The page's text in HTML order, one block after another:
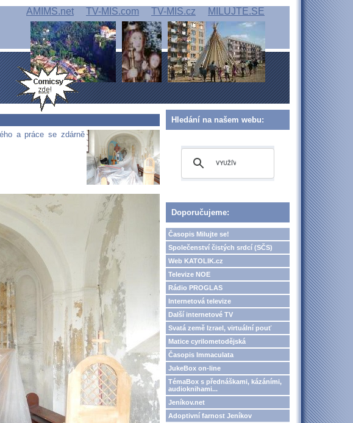
AMIMS.net TV-MIS.com TV-MIS.cz MILUJTE.SE
a práce se zdárně
Hledání na našem webu:
Doporučujeme:
Časopis Milujte se!
Společenství čistých srdcí (SČS)
Web KATOLIK.cz
Televize NOE
Rádio PROGLAS
Internetová televize
Další internetové TV
Svatá země Izrael, virtuální pouť
Matice cyrilometodějská
Časopis Immaculata
JukeBox on-line
TémaBox s přednáškami, kázáními,
audioknihami...
Jeníkov.net
Adoptivní farnost Jeníkov